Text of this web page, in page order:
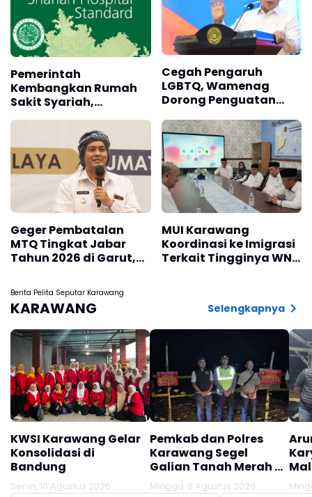
Pemerintah
Kembangkan Rumah
Sakit Syariah,
Targetkan Indonesia
Jadi Pusat Wisata
Kesehatan Halal
Cegah Pengaruh
LGBTQ, Wamenag
Dorong Penguatan
Geger Pembatalan
MTQ Tingkat Jabar
Tahun 2026 di Garut,
Wali Kota
Tasikmalaya Diky
Candra
MUI Karawang
Koordinasi ke Imigrasi
Terkait Tingginya WNA
Berita Pelita Seputar Karawang
KARAWANG Selengkapnya
KWSI Karawang Gelar
Konsolidasi di
Bandung
Senin, 10 Agustus 2026
Pemkab dan Polres
Karawang Segel
Galian Tanah Merah di
Desa Citarik
Minggu, 9 Agustus 2026